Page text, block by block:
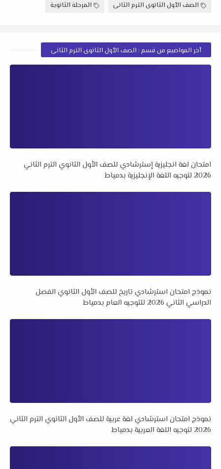
الصف الأول الثانوى الترم الثانى المرحلة الثانوية
أخر المواضيع من قسم : الصف الأول الثانوى الترم الثانى
امتحان لغة انجليزية إسترشادي للصف الأول الثانوي الترم الثاني
2026 لتوجيه اللغة الإنجليزية بدمياط
نموذج امتحان استرشادي تاريخ للصف الأول الثانوي الفصل
الدراسي الثاني 2026 للتوجيه العام بدمياط
نموذج امتحان استرشادي لغة عربية للصف الأول الثانوي الترم الثاني
2026 لتوجيه اللغة العربية بدمياط